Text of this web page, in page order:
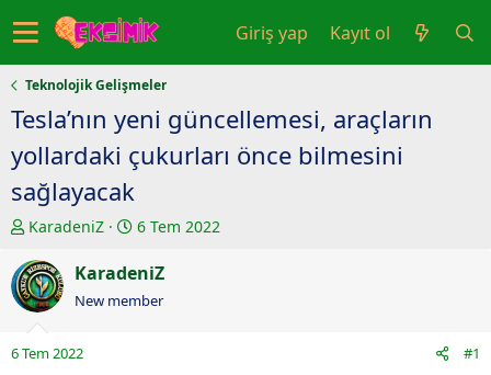
Giriş yap Kayıt ol
Teknolojik Gelişmeler
Tesla’nın yeni güncellemesi, araçların
yollardaki çukurları önce bilmesini
sağlayacak
K
n
u
y
u
b
KaradeniZ
B
ş
l
6 Tem 2022
KaradeniZ
New member
6 Tem 2022 #1